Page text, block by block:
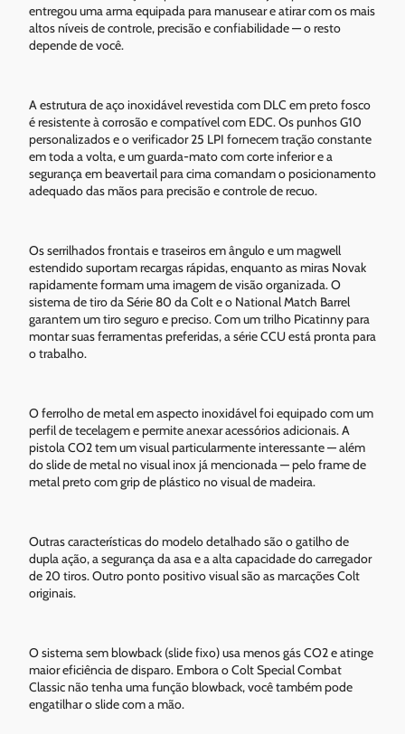
entregou uma arma equipada para manusear e atirar com os mais
altos níveis de controle, precisão e confiabilidade — o resto
depende de você.
A estrutura de aço inoxidável revestida com DLC em preto fosco
é resistente à corrosão e compatível com EDC. Os punhos G10
personalizados e o verificador 25 LPI fornecem tração constante
em toda a volta, e um guarda-mato com corte inferior e a
segurança em beavertail para cima comandam o posicionamento
adequado das mãos para precisão e controle de recuo.
Os serrilhados frontais e traseiros em ângulo e um magwell
estendido suportam recargas rápidas, enquanto as miras Novak
rapidamente formam uma imagem de visão organizada. O
sistema de tiro da Série 80 da Colt e o National Match Barrel
garantem um tiro seguro e preciso. Com um trilho Picatinny para
montar suas ferramentas preferidas, a série CCU está pronta para
o trabalho.
O ferrolho de metal em aspecto inoxidável foi equipado com um
perfil de tecelagem e permite anexar acessórios adicionais. A
pistola CO2 tem um visual particularmente interessante — além
do slide de metal no visual inox já mencionada — pelo frame de
metal preto com grip de plástico no visual de madeira.
Outras características do modelo detalhado são o gatilho de
dupla ação, a segurança da asa e a alta capacidade do carregador
de 20 tiros. Outro ponto positivo visual são as marcações Colt
originais.
O sistema sem blowback (slide fixo) usa menos gás CO2 e atinge
maior eficiência de disparo. Embora o Colt Special Combat
Classic não tenha uma função blowback, você também pode
engatilhar o slide com a mão.